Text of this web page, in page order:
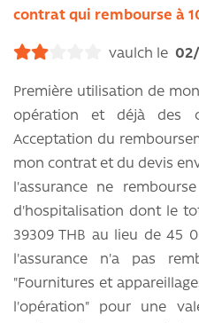
contrat qui rembourse à
vaulch le
Première utilisation de
opération et déjà des
Acceptation du
mon contrat et du devis
l'assurance ne
d'hospitalisation dont le
39309 THB au lieu de 45
l'assurance n'a pas
"Fournitures et
l'opération" pour une